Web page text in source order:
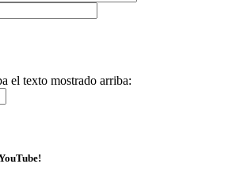
el texto mostrado arriba: